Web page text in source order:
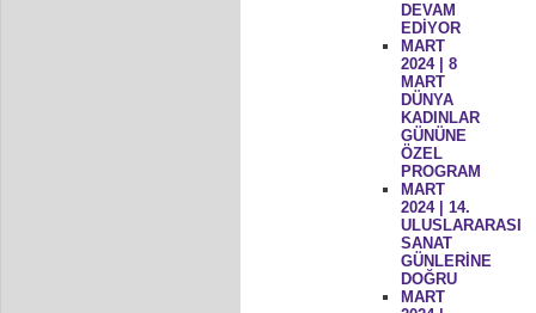
DEVAM
EDİYOR
MART
2024 | 8
MART
DÜNYA
KADINLAR
GÜNÜNE
ÖZEL
PROGRAM
MART
2024 | 14.
ULUSLARARASI
SANAT
GÜNLERİNE
DOĞRU
MART